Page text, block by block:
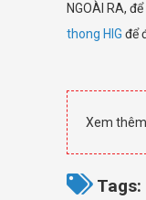
NGOÀI RA,
thong HIG để
Xem
Tags: